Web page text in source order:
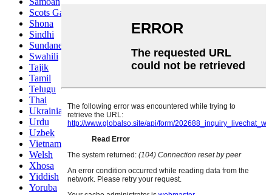
Scots Gaelic
Shona
Sindhi
Sundanese
Swahili
Tajik
Tamil
Telugu
Thai
Ukrainian
Urdu
Uzbek
Vietnamese
Welsh
Xhosa
Yiddish
Yoruba